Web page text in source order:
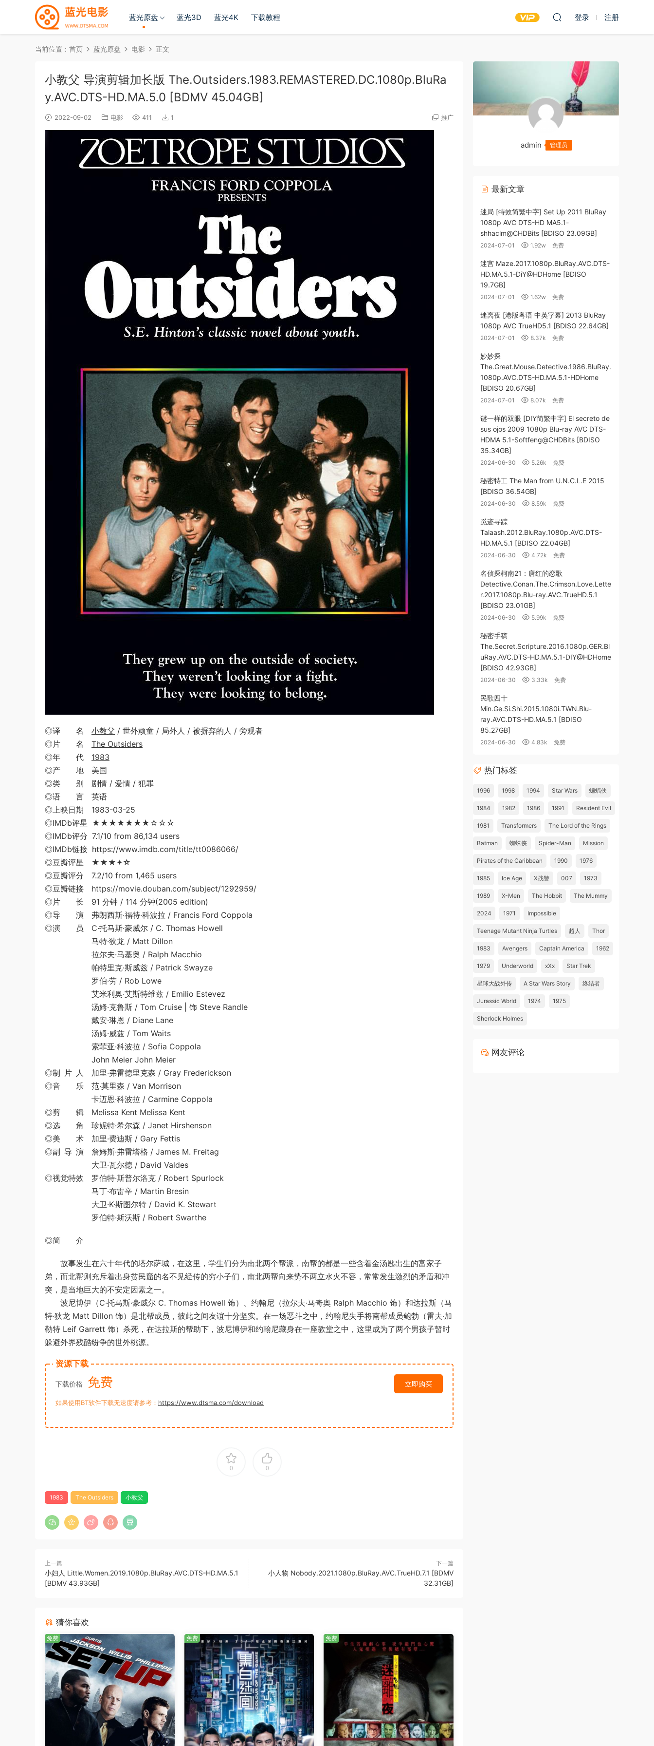
蓝光原盘 蓝光3D 蓝光4K 下载教程 登录 注册
当前位置： 首页 蓝光原盘 电影 正文
小教父 导演剪辑加长版 The.Outsiders.1983.REMASTERED.DC.1080p.BluRa
y.AVC.DTS-HD.MA.5.0 [BDMV 45.04GB]
2022-09-02 电影 411 1 推广
◎译 名 小教父 / 世外顽童 / 局外人 / 被摒弃的人 / 旁观者
◎片 名 The Outsiders
◎年 代 1983
◎产 地 美国
◎类 别 剧情 / 爱情 / 犯罪
◎语 言 英语
◎上映日期 1983-03-25
◎IMDb评星 ★★★★★★★☆☆☆
◎IMDb评分 7.1/10 from 86,134 users
◎IMDb链接 https://www.imdb.com/title/tt0086066/
◎豆瓣评星 ★★★✦☆
◎豆瓣评分 7.2/10 from 1,465 users
◎豆瓣链接 https://movie.douban.com/subject/1292959/
◎片 长 91 分钟 / 114 分钟(2005 edition)
◎导 演 弗朗西斯·福特·科波拉 / Francis Ford Coppola
◎演 员 C·托马斯·豪威尔 / C. Thomas Howell
马特·狄龙 / Matt Dillon
拉尔夫·马基奥 / Ralph Macchio
帕特里克·斯威兹 / Patrick Swayze
罗伯·劳 / Rob Lowe
艾米利奥·艾斯特维兹 / Emilio Estevez
汤姆·克鲁斯 / Tom Cruise | 饰 Steve Randle
戴安·琳恩 / Diane Lane
汤姆·威兹 / Tom Waits
索菲亚·科波拉 / Sofia Coppola
John Meier John Meier
◎制 片 人 加里·弗雷德里克森 / Gray Frederickson
◎音 乐 范·莫里森 / Van Morrison
卡迈恩·科波拉 / Carmine Coppola
◎剪 辑 Melissa Kent Melissa Kent
◎选 角 珍妮特·希尔森 / Janet Hirshenson
◎美 术 加里·费迪斯 / Gary Fettis
◎副 导 演 詹姆斯·弗雷塔格 / James M. Freitag
大卫·瓦尔德 / David Valdes
◎视觉特效 罗伯特·斯普尔洛克 / Robert Spurlock
马丁·布雷辛 / Martin Bresin
大卫·K·斯图尔特 / David K. Stewart
罗伯特·斯沃斯 / Robert Swarthe
◎简 介
故事发生在六十年代的塔尔萨城，在这里，学生们分为南北两个帮派，南帮的都是一些含着金汤匙出生的富家子
弟，而北帮则充斥着出身贫民窟的名不见经传的穷小子们，南北两帮向来势不两立水火不容，常常发生激烈的矛盾和冲
突，是当地巨大的不安定因素之一。
波尼博伊（C·托马斯·豪威尔 C. Thomas Howell 饰）、约翰尼（拉尔夫·马奇奥 Ralph Macchio 饰）和达拉斯（马
特·狄龙 Matt Dillon 饰）是北帮成员，彼此之间友谊十分坚实。在一场恶斗之中，约翰尼失手将南帮成员鲍勃（雷夫·加
勒特 Leif Garrett 饰）杀死，在达拉斯的帮助下，波尼博伊和约翰尼藏身在一座教堂之中，这里成为了两个男孩子暂时
躲避外界残酷纷争的世外桃源。
资源下载
下载价格 免费 立即购买
如果使用BT软件下载无速度请参考： https://www.dtsma.com/download
0 0
1983 The Outsiders 小教父
上一篇
小妇人 Little.Women.2019.1080p.BluRay.AVC.DTS-HD.MA.5.1
[BDMV 43.93GB]
下一篇
小人物 Nobody.2021.1080p.BluRay.AVC.TrueHD.7.1 [BDMV
32.31GB]
猜你喜欢
免费 免费 免费
admin 管理员
最新文章
迷局 [特效简繁中字] Set Up 2011 BluRay
1080p AVC DTS-HD MA5.1-
shhaclm@CHDBits [BDISO 23.09GB]
2024-07-01 1.92w 免费
迷宫 Maze.2017.1080p.BluRay.AVC.DTS-
HD.MA.5.1-DiY@HDHome [BDISO
19.7GB]
2024-07-01 1.62w 免费
迷离夜 [港版粤语 中英字幕] 2013 BluRay
1080p AVC TrueHD5.1 [BDISO 22.64GB]
2024-07-01 8.37k 免费
妙妙探
The.Great.Mouse.Detective.1986.BluRay.
1080p.AVC.DTS-HD.MA.5.1-HDHome
[BDISO 20.67GB]
2024-07-01 8.07k 免费
谜一样的双眼 [DIY简繁中字] El secreto de
sus ojos 2009 1080p Blu-ray AVC DTS-
HDMA 5.1-Softfeng@CHDBits [BDISO
35.34GB]
2024-06-30 5.26k 免费
秘密特工 The Man from U.N.C.L.E 2015
[BDISO 36.54GB]
2024-06-30 8.59k 免费
觅迹寻踪
Talaash.2012.BluRay.1080p.AVC.DTS-
HD.MA.5.1 [BDISO 22.04GB]
2024-06-30 4.72k 免费
名侦探柯南21：唐红的恋歌
Detective.Conan.The.Crimson.Love.Lette
r.2017.1080p.Blu-ray.AVC.TrueHD.5.1
[BDISO 23.01GB]
2024-06-30 5.99k 免费
秘密手稿
The.Secret.Scripture.2016.1080p.GER.Bl
uRay.AVC.DTS-HD.MA.5.1-DIY@HDHome
[BDISO 42.93GB]
2024-06-30 3.33k 免费
民歌四十
Min.Ge.Si.Shi.2015.1080i.TWN.Blu-
ray.AVC.DTS-HD.MA.5.1 [BDISO
85.27GB]
2024-06-30 4.83k 免费
热门标签
1996 1998 1994 Star Wars 蝙蝠侠
1984 1982 1986 1991 Resident Evil
1981 Transformers The Lord of the Rings
Batman 蜘蛛侠 Spider-Man Mission
Pirates of the Caribbean 1990 1976
1985 Ice Age X战警 007 1973
1989 X-Men The Hobbit The Mummy
2024 1971 Impossible
Teenage Mutant Ninja Turtles 超人 Thor
1983 Avengers Captain America 1962
1979 Underworld xXx Star Trek
星球大战外传 A Star Wars Story 终结者
Jurassic World 1974 1975
Sherlock Holmes
网友评论